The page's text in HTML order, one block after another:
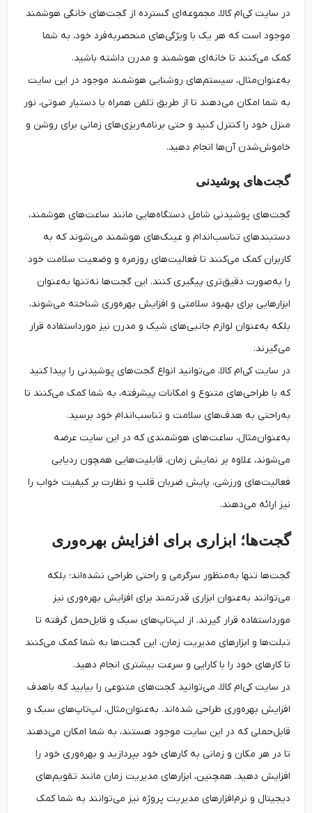
در سایت کی‌ام کالا، مجموعه‌ای گسترده از گجت‌های خانگی هوشمند
موجود است که هر یک با ویژگی‌های منحصربه‌فرد خود، به شما
کمک می‌کنند تا خانه‌ای هوشمند و مدرن داشته باشید.
به‌عنوان‌مثال، سیستم‌های روشنایی هوشمند موجود در این سایت
به شما امکان می‌دهند تا از طریق تلفن همراه یا دستیار صوتی، نور
منزل خود را کنترل کنید و حتی برنامه‌ریزی‌های زمانی برای روشن و
خاموش‌شدن آن‌ها انجام دهید.
گجت‌های پوشیدنی
گجت‌های پوشیدنی شامل دستگاه‌هایی مانند ساعت‌های هوشمند،
دستبندهای تناسب‌اندام و عینک‌های هوشمند می‌شوند که به
کاربران کمک می‌کنند تا فعالیت‌های روزمره و وضعیت سلامت خود
را به‌صورت دقیق‌تری پیگیری کنند. این گجت‌ها نه‌تنها به‌عنوان
ابزارهایی برای بهبود سلامتی و افزایش بهره‌وری شناخته می‌شوند،
بلکه به‌عنوان لوازم جانبی‌های شیک و مدرن نیز مورداستفاده قرار
می‌گیرند.
در سایت کی‌ام کالا، می‌توانید انواع گجت‌های پوشیدنی را پیدا کنید
که با طراحی‌های متنوع و امکانات پیشرفته، به شما کمک می‌کنند تا
به‌راحتی به هدف‌های سلامت و تناسب‌اندام خود برسید.
به‌عنوان‌مثال، ساعت‌های هوشمندی که در این سایت عرضه
می‌شوند، علاوه بر نمایش زمان، قابلیت‌هایی همچون ردیابی
فعالیت‌های ورزشی، پایش ضربان قلب و نظارت بر کیفیت خواب را
نیز ارائه می‌دهند.
گجت‌ها؛ ابزاری برای افزایش بهره‌وری
گجت‌ها تنها به‌منظور سرگرمی و راحتی طراحی نشده‌اند؛ بلکه
می‌توانند به‌عنوان ابزاری قدرتمند برای افزایش بهره‌وری نیز
مورداستفاده قرار گیرند. از لپ‌تاپ‌های سبک و قابل‌حمل گرفته تا
تبلت‌ها و ابزارهای مدیریت زمان، این گجت‌ها به شما کمک می‌کنند
تا کارهای خود را با کارایی و سرعت بیشتری انجام دهید.
در سایت کی‌ام کالا، می‌توانید گجت‌های متنوعی را بیابید که باهدف
افزایش بهره‌وری طراحی شده‌اند. به‌عنوان‌مثال، لپ‌تاپ‌های سبک و
قابل‌حملی که در این سایت موجود هستند، به شما امکان می‌دهند
تا در هر مکان و زمانی به کارهای خود بپردازید و بهره‌وری خود را
افزایش دهید. همچنین، ابزارهای مدیریت زمان مانند تقویم‌های
دیجیتال و نرم‌افزارهای مدیریت پروژه نیز می‌توانند به شما کمک